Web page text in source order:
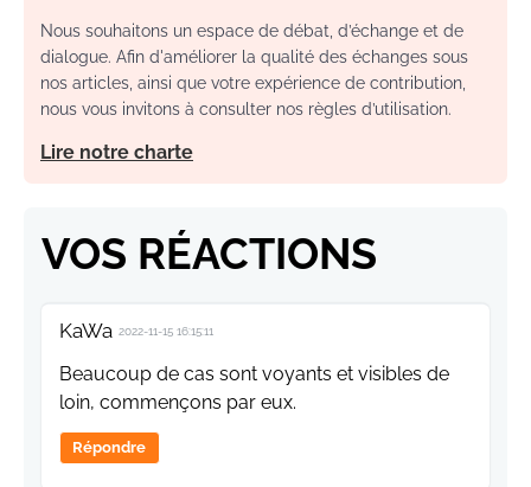
Nous souhaitons un espace de débat, d’échange et de
dialogue. Afin d'améliorer la qualité des échanges sous
nos articles, ainsi que votre expérience de contribution,
nous vous invitons à consulter nos règles d’utilisation.
Lire notre charte
VOS RÉACTIONS
KaWa 2022-11-15 16:15:11
Beaucoup de cas sont voyants et visibles de
loin, commençons par eux.
Répondre